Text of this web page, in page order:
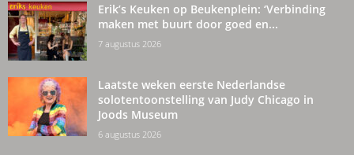
Erik’s Keuken op Beukenplein: ‘Verbinding
maken met buurt door goed en...
7 augustus 2026
Laatste weken eerste Nederlandse
solotentoonstelling van Judy Chicago in
Joods Museum
6 augustus 2026